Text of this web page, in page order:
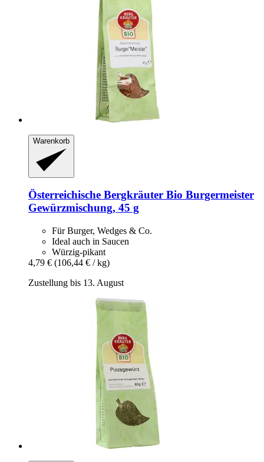
Warenkorb
Österreichische Bergkräuter Bio Burgermeister
Gewürzmischung, 45 g
Für Burger, Wedges & Co.
Ideal auch in Saucen
Würzig-pikant
4,79 € (106,44 € / kg)
Zustellung bis 13. August